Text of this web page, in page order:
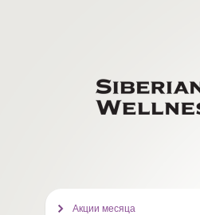
Акции месяца